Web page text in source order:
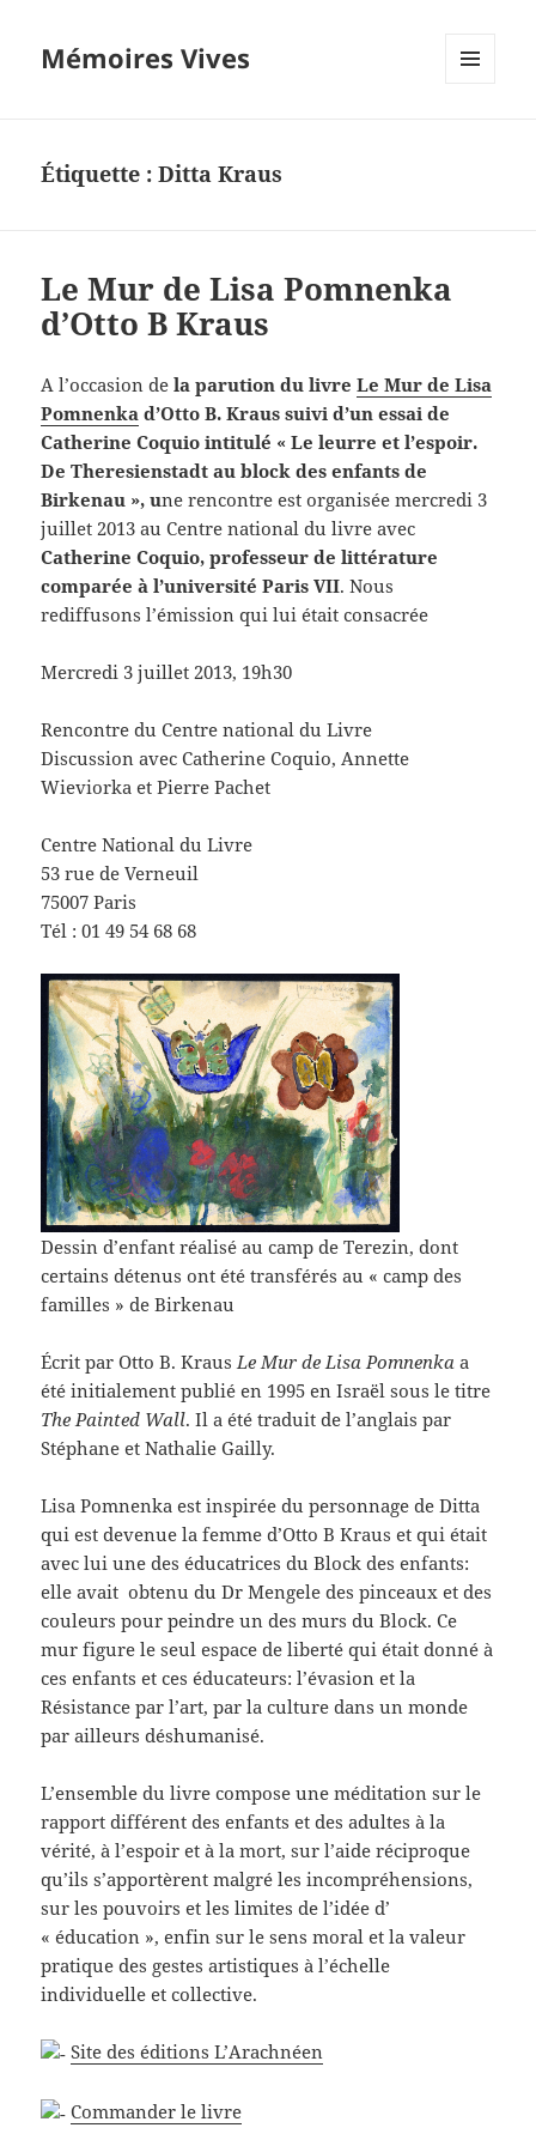
Mémoires Vives
Étiquette :Ditta Kraus
Le Mur de Lisa Pomnenka
d’Otto B Kraus
A l’occasion de la parution du livreLe Mur de Lisa
Pomnenka d’Otto B. Kraus suivi d’un essai de
Catherine Coquio intitulé « Le leurre et l’espoir.
De Theresienstadt au block des enfants de
Birkenau », une rencontre est organisée mercredi 3
juillet 2013 au Centre national du livre avec
Catherine Coquio, professeur de littérature
comparée à l’université Paris VII. Nous
rediffusons l’émission qui lui était consacrée
Mercredi 3 juillet 2013, 19h30
Rencontre du Centre national du Livre
Discussion avec Catherine Coquio, Annette
Wieviorka et Pierre Pachet
Centre National du Livre
53 rue de Verneuil
75007 Paris
Tél : 01 49 54 68 68
Dessin d’enfant réalisé au camp de Terezin, dont
certains détenus ont été transférés au « camp des
familles » de Birkenau
Écrit par Otto B. Kraus Le Mur de Lisa Pomnenka a
été initialement publié en 1995 en Israël sous le titre
The Painted Wall. Il a été traduit de l’anglais par
Stéphane et Nathalie Gailly.
Lisa Pomnenka est inspirée du personnage de Ditta
qui est devenue la femme d’Otto B Kraus et qui était
avec lui une des éducatrices du Block des enfants:
elle avait obtenu du Dr Mengele des pinceaux et des
couleurs pour peindre un des murs du Block. Ce
mur figure le seul espace de liberté qui était donné à
ces enfants et ces éducateurs: l’évasion et la
Résistance par l’art, par la culture dans un monde
par ailleurs déshumanisé.
L’ensemble du livre compose une méditation sur le
rapport différent des enfants et des adultes à la
vérité, à l’espoir et à la mort, sur l’aide réciproque
qu’ils s’apportèrent malgré les incompréhensions,
sur les pouvoirs et les limites de l’idée d’
« éducation », enfin sur le sens moral et la valeur
pratique des gestes artistiques à l’échelle
individuelle et collective.
Site des éditions L’Arachnéen
Commander le livre